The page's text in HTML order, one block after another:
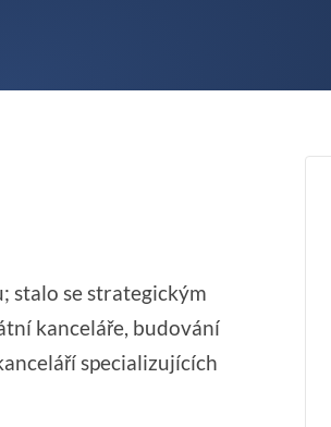
stalo se strategickým
kanceláře, budování
specializujících